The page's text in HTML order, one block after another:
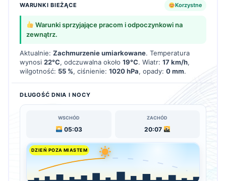
WARUNKI BIEŻĄCE Korzystne
Warunki sprzyjające pracom i odpoczynkowi na
zewnątrz.
Aktualnie: Zachmurzenie umiarkowane. Temperatura
wynosi 22°C, odczuwalna około 19°C. Wiatr: 17 km/h,
wilgotność: 55 %, ciśnienie: 1020 hPa, opady: 0 mm.
DŁUGOŚĆ DNIA I NOCY
WSCHÓD
05:03
ZACHÓD
20:07
DZIEŃ POZA MIASTEM